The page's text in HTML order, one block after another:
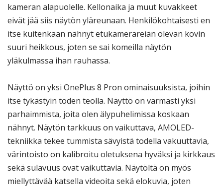
kameran alapuolelle. Kellonaika ja muut kuvakkeet
eivät jää siis näytön yläreunaan. Henkilökohtaisesti en
itse kuitenkaan nähnyt etukamerareiän olevan kovin
suuri heikkous, joten se sai komeilla näytön
yläkulmassa ihan rauhassa.
Näyttö on yksi OnePlus 8 Pron ominaisuuksista, joihin
itse tykästyin toden teolla. Näyttö on varmasti yksi
parhaimmista, joita olen älypuhelimissa koskaan
nähnyt. Näytön tarkkuus on vaikuttava, AMOLED-
tekniikka tekee tummista sävyistä todella vakuuttavia,
värintoisto on kalibroitu oletuksena hyväksi ja kirkkaus
sekä sulavuus ovat vaikuttavia. Näytöltä on myös
miellyttävää katsella videoita sekä elokuvia, joten